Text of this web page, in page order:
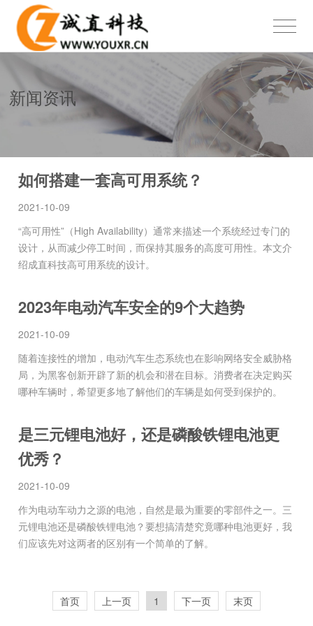
新闻资讯
如何搭建一套高可用系统？
2021-10-09
“高可用性”（High Availability）通常来描述一个系统经过专门的
设计，从而减少停工时间，而保持其服务的高度可用性。本文介
绍成直科技高可用系统的设计。
2023年电动汽车安全的9个大趋势
2021-10-09
随着连接性的增加，电动汽车生态系统也在影响网络安全威胁格
局，为黑客创新开辟了新的机会和潜在目标。消费者在决定购买
哪种车辆时，希望更多地了解他们的车辆是如何受到保护的。
是三元锂电池好，还是磷酸铁锂电池更
优秀？
2021-10-09
作为电动车动力之源的电池，自然是最为重要的零部件之一。三
元锂电池还是磷酸铁锂电池？要想搞清楚究竟哪种电池更好，我
们应该先对这两者的区别有一个简单的了解。
首页 上一页 1 下一页 末页